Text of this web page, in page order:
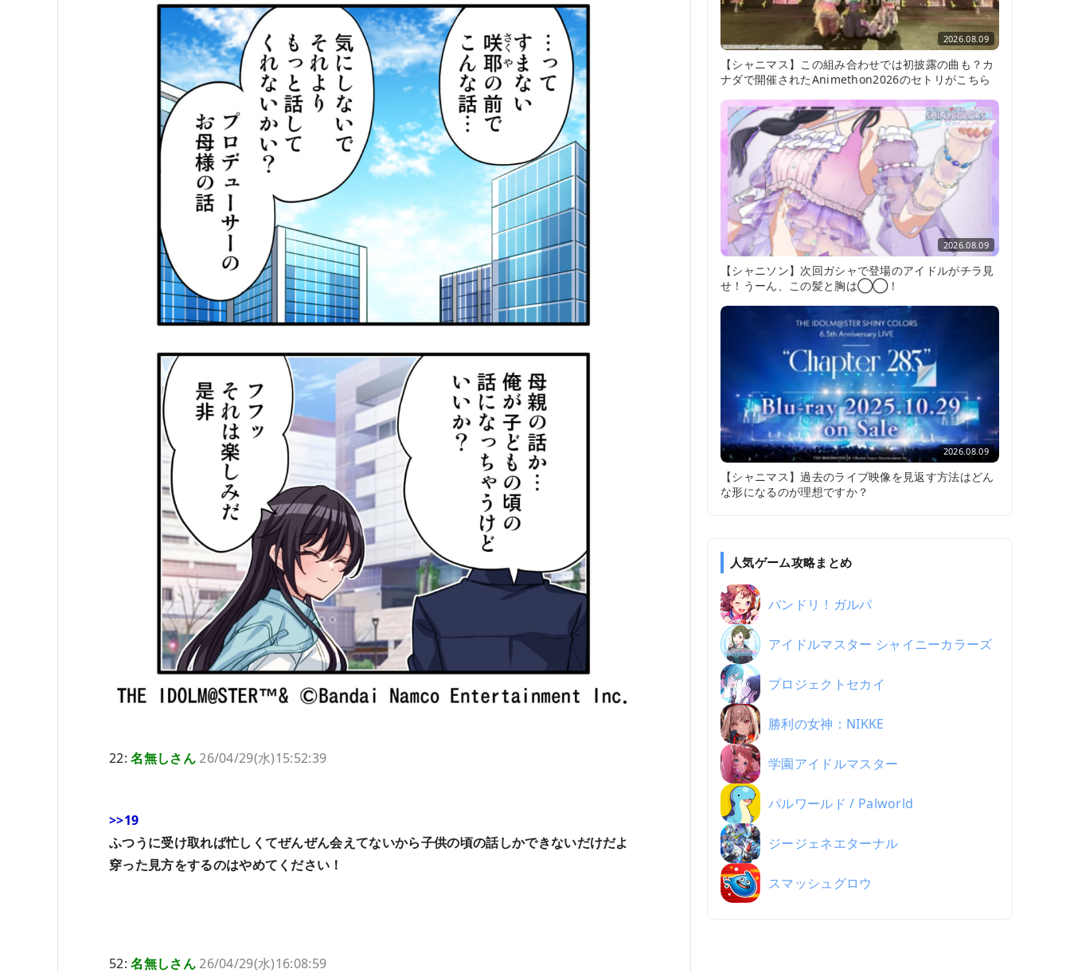
22:名無しさん26/04/29(水)15:52:39
>>19
ふつうに受け取れば忙しくてぜんぜん会えてないから子供の頃の話しかできないだけだよ
穿った見方をするのはやめてください！
52:名無しさん26/04/29(水)16:08:59
2026.08.09
【シャニマス】この組み合わせでは初披露の曲も？カ
ナダで開催されたAnimethon2026のセトリがこちら
2026.08.09
【シャニソン】次回ガシャで登場のアイドルがチラ見
せ！うーん、この髪と胸は◯◯！
2026.08.09
【シャニマス】過去のライブ映像を見返す方法はどん
な形になるのが理想ですか？
人気ゲーム攻略まとめ
バンドリ！ガルパ
アイドルマスター シャイニーカラーズ
プロジェクトセカイ
勝利の女神：NIKKE
学園アイドルマスター
パルワールド / Palworld
ジージェネエターナル
スマッシュグロウ